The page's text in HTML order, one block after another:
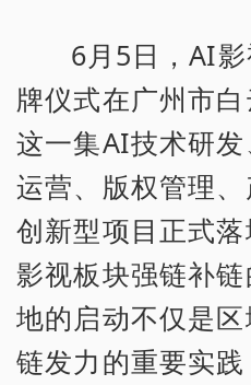
6月5日，AI
牌仪式在广州市
这一集AI技术研
运营、版权管理
创新型项目正式
影视板块强链补
地的启动不仅是
链发力的重要实